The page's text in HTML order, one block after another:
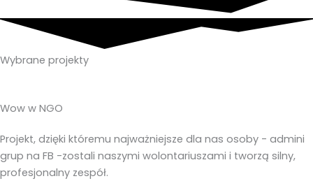
Wybrane projekty
Wow w NGO
Projekt, dzięki któremu najważniejsze dla nas osoby - admini
grup na FB -zostali naszymi wolontariuszami i tworzą silny,
profesjonalny zespół.